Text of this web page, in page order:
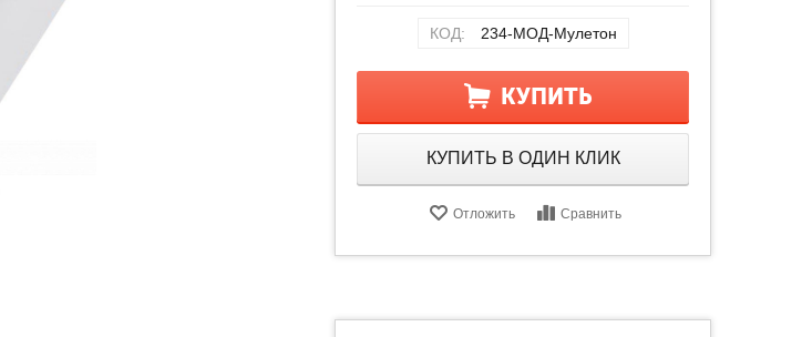
КОД: 234-МОД-Мулетон
КУПИТЬ
КУПИТЬ В ОДИН КЛИК
Отложить Сравнить